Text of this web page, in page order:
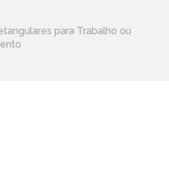
para Trabalho ou